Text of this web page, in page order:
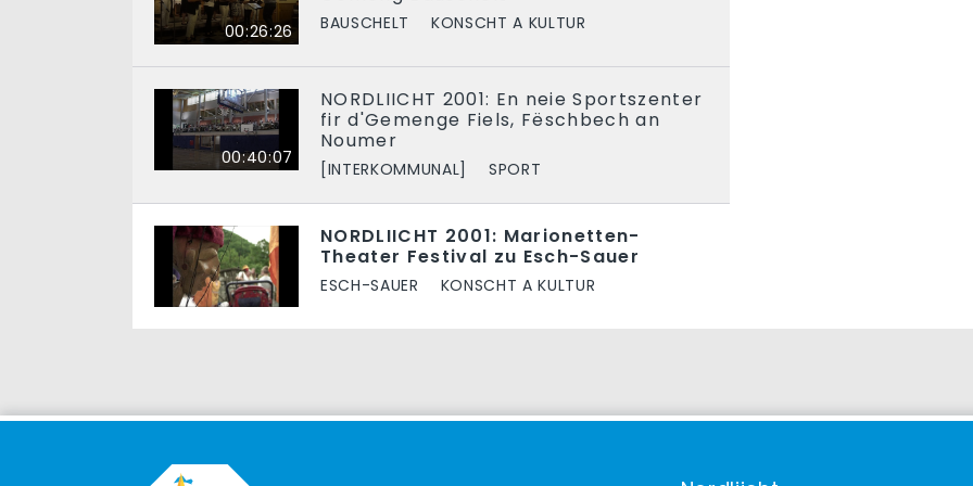
00:26:26 BAUSCHELT KONSCHT A KULTUR
00:40:07
NORDLIICHT 2001: En neie Sportszenter
fir d'Gemenge Fiels, Fëschbech an
Noumer
[INTERKOMMUNAL] SPORT
NORDLIICHT 2001: Marionetten-
Theater Festival zu Esch-Sauer
ESCH-SAUER KONSCHT A KULTUR